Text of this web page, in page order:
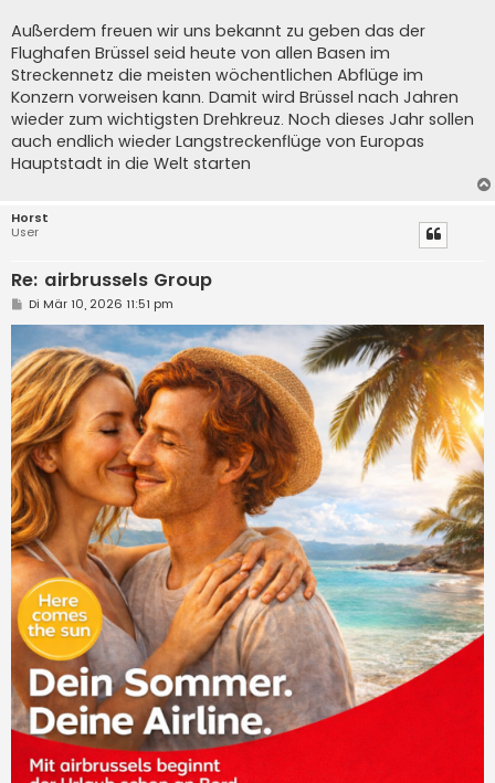
Außerdem freuen wir uns bekannt zu geben das der
Flughafen Brüssel seid heute von allen Basen im
Streckennetz die meisten wöchentlichen Abflüge im
Konzern vorweisen kann. Damit wird Brüssel nach Jahren
wieder zum wichtigsten Drehkreuz. Noch dieses Jahr sollen
auch endlich wieder Langstreckenflüge von Europas
Hauptstadt in die Welt starten
Horst
User
Re: airbrussels Group
B
r
a
g
Di Mär 10, 2026 11:51 pm